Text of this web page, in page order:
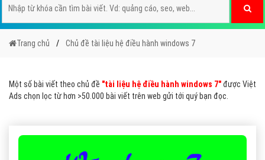
Trang chủ Chủ đề tài liệu hệ điều hành windows 7
Một số bài viết theo chủ đề "tài liệu hệ điều hành windows 7"được Việt
Ads chọn lọc từ hơn >50.000 bài viết trên web gửi tới quý bạn đọc.